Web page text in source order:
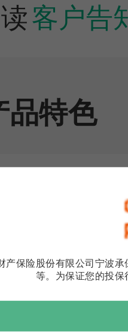
产保险股份有限公司宁波
等。为保证您的投
客户告
品特色
30天-